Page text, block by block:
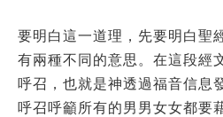
要明白這一道理，先要明白聖
有兩種不同的意思。在這段經
呼召，也就是神透過福音信息
呼召呼籲所有的男男女女都要